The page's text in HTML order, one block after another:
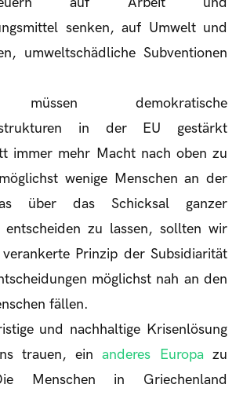
senken, auf Umwelt und
umweltschädliche Subventionen
müssen demokratische
in der EU gestärkt
immer mehr Macht nach oben zu
wenige Menschen an der
über das Schicksal ganzer
entscheiden zu lassen, sollten wir
Prinzip der Subsidiarität
möglichst nah an den
fällen.
und nachhaltige Krisenlösung
trauen, einanderes Europazu
Menschen in Griechenland